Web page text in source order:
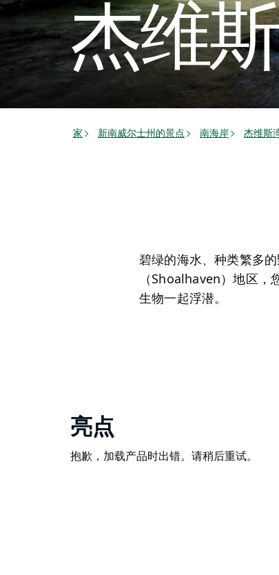
杰维
家 新南威尔士州的景点 南海岸 杰维斯
碧绿的海水、种类繁多
（Shoalhaven）地区
生物一起浮潜。
亮点
抱歉，加载产品时出错。请稍后重试。